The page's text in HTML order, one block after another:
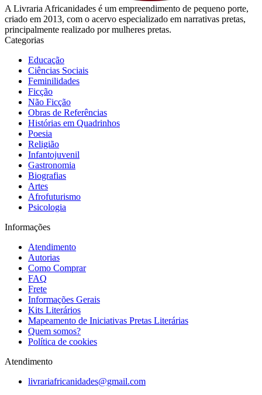
A Livraria Africanidades é um empreendimento de pequeno porte,
criado em 2013, com o acervo especializado em narrativas pretas,
principalmente realizado por mulheres pretas.
Categorias
Educação
Ciências Sociais
Feminilidades
Ficção
Não Ficção
Obras de Referências
Histórias em Quadrinhos
Poesia
Religião
Infantojuvenil
Gastronomia
Biografias
Artes
Afrofuturismo
Psicologia
Informações
Atendimento
Autorias
Como Comprar
FAQ
Frete
Informações Gerais
Kits Literários
Mapeamento de Iniciativas Pretas Literárias
Quem somos?
Política de cookies
Atendimento
livrariafricanidades@gmail.com